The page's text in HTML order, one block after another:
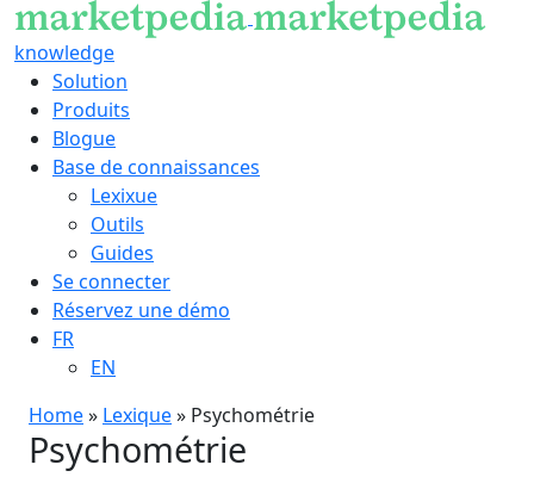
knowledge
Solution
Produits
Blogue
Base de connaissances
Lexixue
Outils
Guides
Se connecter
Réservez une démo
FR
EN
Home» Lexique» Psychométrie
Psychométrie